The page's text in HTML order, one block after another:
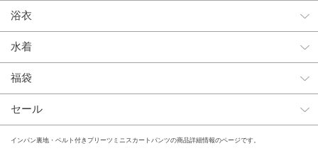
浴衣
水着
福袋
セール
インパン裏地・ベルト付きプリーツミニスカートパンツの商品詳細情報のページです。